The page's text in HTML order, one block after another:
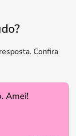
Confira
Amei!